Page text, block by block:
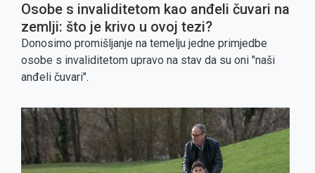
Osobe s invaliditetom kao anđeli čuvari na
zemlji: što je krivo u ovoj tezi?
Donosimo promišljanje na temelju jedne primjedbe
osobe s invaliditetom upravo na stav da su oni "naši
anđeli čuvari".